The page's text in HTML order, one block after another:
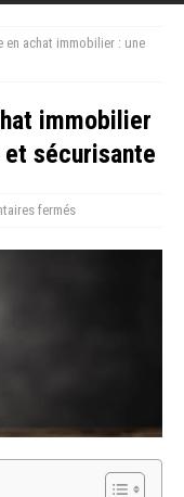
en achat immobilier : une
immobilier
sécurisante
fermés